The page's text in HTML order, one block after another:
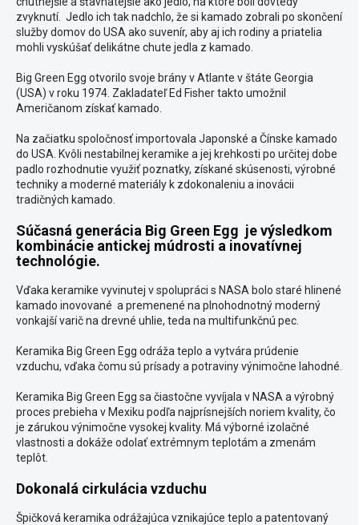
zvyknutí. Jedlo ich tak nadchlo, že si kamado zobrali po skončení
služby domov do USA ako suvenír, aby aj ich rodiny a priatelia
mohli vyskúšať delikátne chute jedla z kamado.
Big Green Egg otvorilo svoje brány v Atlante v štáte Georgia
(USA) v roku 1974. Zakladateľ Ed Fisher takto umožnil
Američanom získať kamado.
Na začiatku spoločnosť importovala Japonské a Čínske kamado
do USA. Kvôli nestabilnej keramike a jej krehkosti po určitej dobe
padlo rozhodnutie využiť poznatky, získané skúsenosti, výrobné
techniky a moderné materiály k zdokonaleniu a inovácii
tradičných kamado.
Súčasná generácia Big Green Egg je výsledkom
kombinácie antickej múdrosti a inovatívnej
technológie.
Vďaka keramike vyvinutej v spolupráci s NASA bolo staré hlinené
kamado inovované a premenené na plnohodnotný moderný
vonkajší varič na drevné uhlie, teda na multifunkčnú pec.
Keramika Big Green Egg odráža teplo a vytvára prúdenie
vzduchu, vďaka čomu sú prísady a potraviny výnimočne lahodné.
Keramika Big Green Egg sa čiastočne vyvíjala v NASA a výrobný
proces prebieha v Mexiku podľa najprísnejších noriem kvality, čo
je zárukou výnimočne vysokej kvality. Má výborné izolačné
vlastnosti a dokáže odolať extrémnym teplotám a zmenám
teplôt.
Dokonalá cirkulácia vzduchu
Špičková keramika odrážajúca vznikajúce teplo a patentovaný